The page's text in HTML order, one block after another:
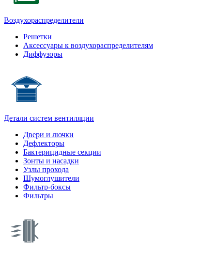
Воздухораспределители
Решетки
Аксессуары к воздухораспределителям
Диффузоры
Детали систем вентиляции
Двери и лючки
Дефлекторы
Бактерицидные секции
Зонты и насадки
Узлы прохода
Шумоглушители
Фильтр-боксы
Фильтры